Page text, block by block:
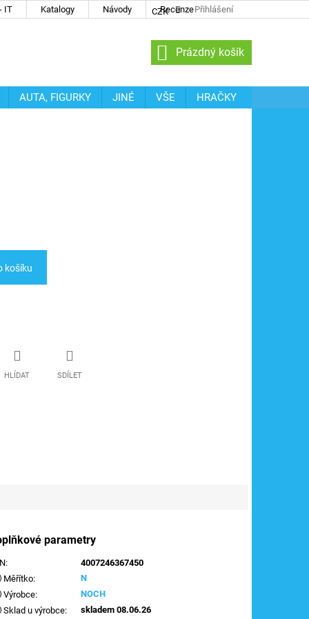
IT Katalogy Návody Recenze
CZK Přihlášení
NÁKUPNÍ
KOŠÍK
Prázdný košík
AUTA, FIGURKY JINÉ VŠE
HRAČKY
košíku
HLÍDAT SDÍLET
parametry
: 4007246367450
Měřítko: N
Výrobce: NOCH
Sklad u výrobce:
skladem 08.06.26